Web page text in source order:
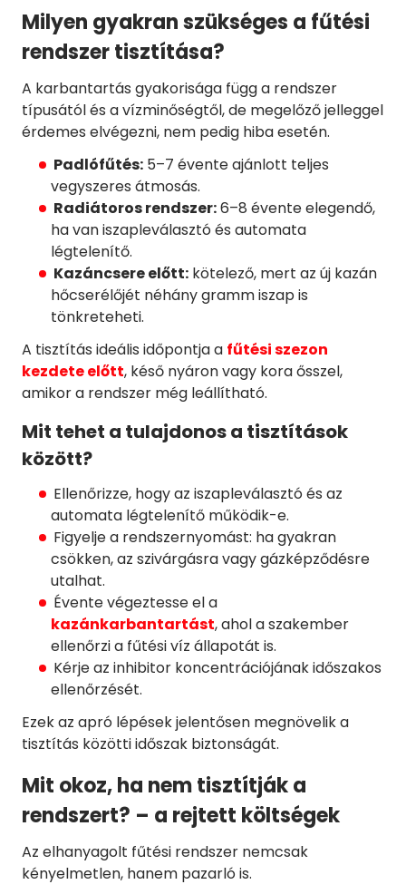
Milyen gyakran szükséges a fűtési
rendszer tisztítása?
A karbantartás gyakorisága függ a rendszer
típusától és a vízminőségtől, de megelőző jelleggel
érdemes elvégezni, nem pedig hiba esetén.
Padlófűtés: 5–7 évente ajánlott teljes
vegyszeres átmosás.
Radiátoros rendszer:6–8 évente elegendő,
ha van iszapleválasztó és automata
légtelenítő.
Kazáncsere előtt: kötelező, mert az új kazán
hőcserélőjét néhány gramm iszap is
tönkreteheti.
A tisztítás ideális időpontja a fűtési szezon
kezdete előtt, késő nyáron vagy kora ősszel,
amikor a rendszer még leállítható.
Mit tehet a tulajdonos a tisztítások
között?
Ellenőrizze, hogy az iszapleválasztó és az
automata légtelenítő működik-e.
Figyelje a rendszernyomást: ha gyakran
csökken, az szivárgásra vagy gázképződésre
utalhat.
Évente végeztesse el a
kazánkarbantartást, ahol a szakember
ellenőrzi a fűtési víz állapotát is.
Kérje az inhibitor koncentrációjának időszakos
ellenőrzését.
Ezek az apró lépések jelentősen megnövelik a
tisztítás közötti időszak biztonságát.
Mit okoz, ha nem tisztítják a
rendszert? – a rejtett költségek
Az elhanyagolt fűtési rendszer nemcsak
kényelmetlen, hanem pazarló is.